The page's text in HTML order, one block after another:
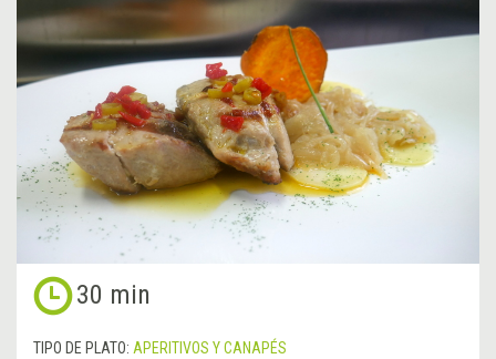
30 min
TIPO DE PLATO: APERITIVOS Y CANAPÉS